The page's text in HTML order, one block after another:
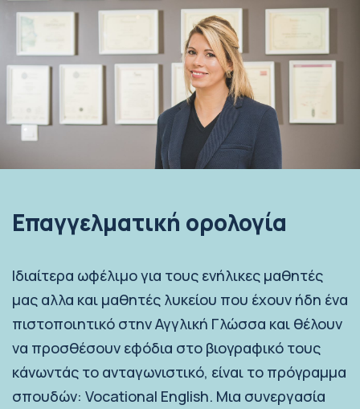
Επαγγελματική ορολογία
Ιδιαίτερα ωφέλιμο για τους ενήλικες μαθητές
μας αλλα και μαθητές λυκείου που έχουν ήδη ένα
πιστοποιητικό στην Αγγλική Γλώσσα και θέλουν
να προσθέσουν εφόδια στο βιογραφικό τους
κάνωντάς το ανταγωνιστικό, είναι το πρόγραμμα
σπουδών: Vocational English. Μια συνεργασία